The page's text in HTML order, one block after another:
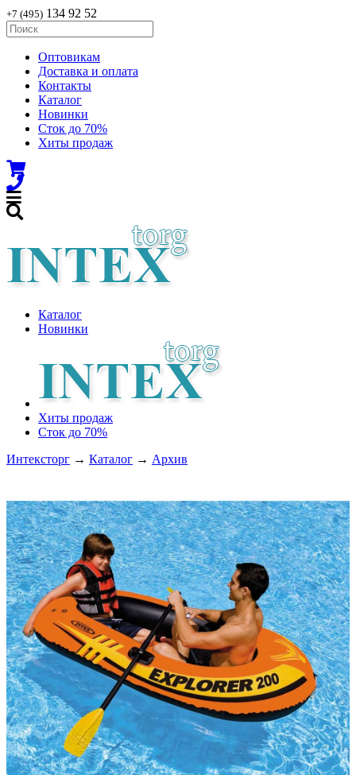
+7 (495) 134 92 52
Оптовикам
Доставка и оплата
Контакты
Каталог
Новинки
Сток до 70%
Хиты продаж
Каталог
Новинки
Хиты продаж
Сток до 70%
Интексторг → Каталог → Архив